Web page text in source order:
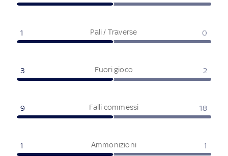
Pali / Traverse
1 0
Fuori gioco
3 2
Falli commessi
9 18
Ammonizioni
1 1